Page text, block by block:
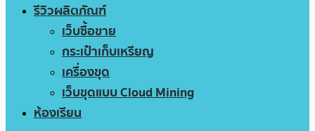
รีวิวผลิตภัณฑ์
เว็บซื้อขาย
กระเป๋าเก็บเหรียญ
เครื่องขุด
เว็บขุดแบบ Cloud Mining
ห้องเรียน